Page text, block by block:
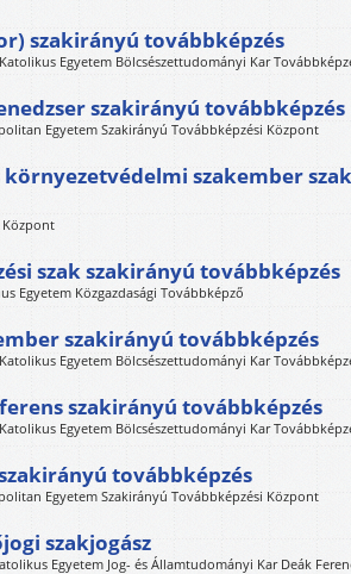
szakirányú továbbképzés
Egyetem Bölcsészettudományi Kar
szakirányú továbbképzés
Egyetem Szakirányú Továbbképzési Központ
környezetvédelmi szakember
Központ
szak szakirányú továbbképzés
Egyetem Közgazdasági Továbbképző
szakirányú továbbképzés
Egyetem Bölcsészettudományi Kar
szakirányú továbbképzés
Egyetem Bölcsészettudományi Kar
továbbképzés
Egyetem Szakirányú Továbbképzési Központ
szakjogász
Egyetem Jog- és Államtudományi Kar Deák